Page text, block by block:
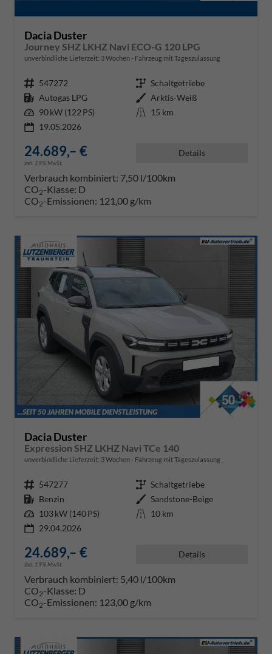
Dacia Duster
Journey SHZ LKHZ Navi ECO-G 120 LPG
unverbindliche Lieferzeit: 3 Wochen Fahrzeug mit Tageszulassung
Fahrzeugnr. 547272 Getriebe Schaltgetriebe
Kraftstoff Autogas LPG Außenfarbe Arktis-Weiß
Leistung 90 kW (122 PS) Kilometerstand 15 km
19.05.2026
24.689,– €
incl. 19% MwSt.
Details
Verbrauch kombiniert: 7,50 l/100km
CO2-Klasse: D
CO2-Emissionen: 121,00 g/km
Dacia Duster
Expression SHZ LKHZ Navi TCe 140
unverbindliche Lieferzeit: 3 Wochen Fahrzeug mit Tageszulassung
Fahrzeugnr. 547277 Getriebe Schaltgetriebe
Kraftstoff Benzin Außenfarbe Sandstone-Beige
Leistung 103 kW (140 PS) Kilometerstand 10 km
29.04.2026
24.689,– €
incl. 19% MwSt.
Details
Verbrauch kombiniert: 5,40 l/100km
CO2-Klasse: D
CO2-Emissionen: 123,00 g/km